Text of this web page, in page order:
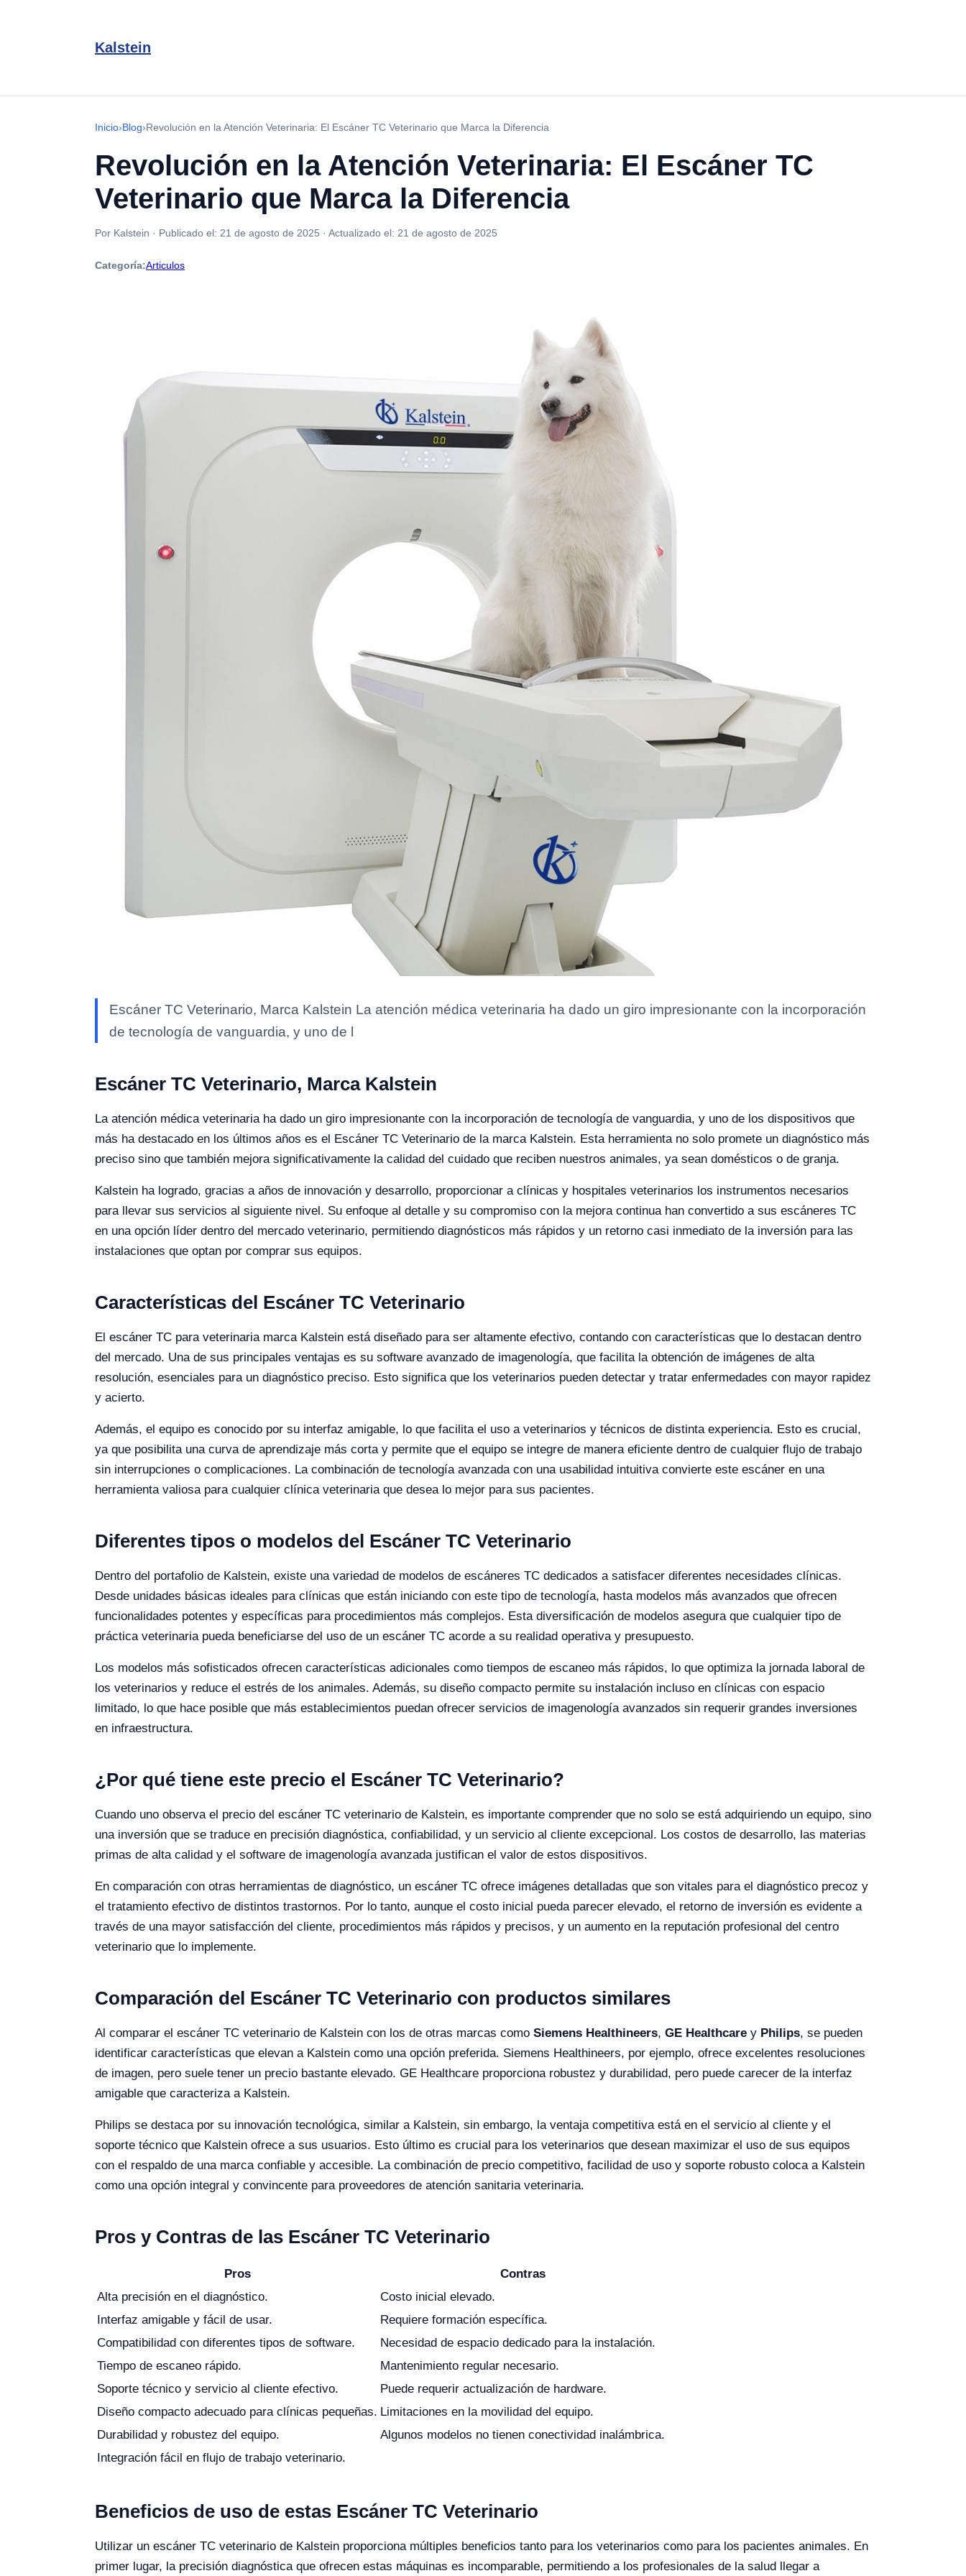
Kalstein
Inicio›Blog›Revolución en la Atención Veterinaria: El Escáner TC Veterinario que Marca la Diferencia
Revolución en la Atención Veterinaria: El Escáner TC
Veterinario que Marca la Diferencia
Por Kalstein · Publicado el: 21 de agosto de 2025 · Actualizado el: 21 de agosto de 2025
Categoría:Articulos
Escáner TC Veterinario, Marca Kalstein La atención médica veterinaria ha dado un giro impresionante con la incorporación
de tecnología de vanguardia, y uno de l
Escáner TC Veterinario, Marca Kalstein
La atención médica veterinaria ha dado un giro impresionante con la incorporación de tecnología de vanguardia, y uno de los dispositivos que
más ha destacado en los últimos años es el Escáner TC Veterinario de la marca Kalstein. Esta herramienta no solo promete un diagnóstico más
preciso sino que también mejora significativamente la calidad del cuidado que reciben nuestros animales, ya sean domésticos o de granja.
Kalstein ha logrado, gracias a años de innovación y desarrollo, proporcionar a clínicas y hospitales veterinarios los instrumentos necesarios
para llevar sus servicios al siguiente nivel. Su enfoque al detalle y su compromiso con la mejora continua han convertido a sus escáneres TC
en una opción líder dentro del mercado veterinario, permitiendo diagnósticos más rápidos y un retorno casi inmediato de la inversión para las
instalaciones que optan por comprar sus equipos.
Características del Escáner TC Veterinario
El escáner TC para veterinaria marca Kalstein está diseñado para ser altamente efectivo, contando con características que lo destacan dentro
del mercado. Una de sus principales ventajas es su software avanzado de imagenología, que facilita la obtención de imágenes de alta
resolución, esenciales para un diagnóstico preciso. Esto significa que los veterinarios pueden detectar y tratar enfermedades con mayor rapidez
y acierto.
Además, el equipo es conocido por su interfaz amigable, lo que facilita el uso a veterinarios y técnicos de distinta experiencia. Esto es crucial,
ya que posibilita una curva de aprendizaje más corta y permite que el equipo se integre de manera eficiente dentro de cualquier flujo de trabajo
sin interrupciones o complicaciones. La combinación de tecnología avanzada con una usabilidad intuitiva convierte este escáner en una
herramienta valiosa para cualquier clínica veterinaria que desea lo mejor para sus pacientes.
Diferentes tipos o modelos del Escáner TC Veterinario
Dentro del portafolio de Kalstein, existe una variedad de modelos de escáneres TC dedicados a satisfacer diferentes necesidades clínicas.
Desde unidades básicas ideales para clínicas que están iniciando con este tipo de tecnología, hasta modelos más avanzados que ofrecen
funcionalidades potentes y específicas para procedimientos más complejos. Esta diversificación de modelos asegura que cualquier tipo de
práctica veterinaria pueda beneficiarse del uso de un escáner TC acorde a su realidad operativa y presupuesto.
Los modelos más sofisticados ofrecen características adicionales como tiempos de escaneo más rápidos, lo que optimiza la jornada laboral de
los veterinarios y reduce el estrés de los animales. Además, su diseño compacto permite su instalación incluso en clínicas con espacio
limitado, lo que hace posible que más establecimientos puedan ofrecer servicios de imagenología avanzados sin requerir grandes inversiones
en infraestructura.
¿Por qué tiene este precio el Escáner TC Veterinario?
Cuando uno observa el precio del escáner TC veterinario de Kalstein, es importante comprender que no solo se está adquiriendo un equipo, sino
una inversión que se traduce en precisión diagnóstica, confiabilidad, y un servicio al cliente excepcional. Los costos de desarrollo, las materias
primas de alta calidad y el software de imagenología avanzada justifican el valor de estos dispositivos.
En comparación con otras herramientas de diagnóstico, un escáner TC ofrece imágenes detalladas que son vitales para el diagnóstico precoz y
el tratamiento efectivo de distintos trastornos. Por lo tanto, aunque el costo inicial pueda parecer elevado, el retorno de inversión es evidente a
través de una mayor satisfacción del cliente, procedimientos más rápidos y precisos, y un aumento en la reputación profesional del centro
veterinario que lo implemente.
Comparación del Escáner TC Veterinario con productos similares
Al comparar el escáner TC veterinario de Kalstein con los de otras marcas como Siemens Healthineers, GE Healthcare y Philips, se pueden
identificar características que elevan a Kalstein como una opción preferida. Siemens Healthineers, por ejemplo, ofrece excelentes resoluciones
de imagen, pero suele tener un precio bastante elevado. GE Healthcare proporciona robustez y durabilidad, pero puede carecer de la interfaz
amigable que caracteriza a Kalstein.
Philips se destaca por su innovación tecnológica, similar a Kalstein, sin embargo, la ventaja competitiva está en el servicio al cliente y el
soporte técnico que Kalstein ofrece a sus usuarios. Esto último es crucial para los veterinarios que desean maximizar el uso de sus equipos
con el respaldo de una marca confiable y accesible. La combinación de precio competitivo, facilidad de uso y soporte robusto coloca a Kalstein
como una opción integral y convincente para proveedores de atención sanitaria veterinaria.
Pros y Contras de las Escáner TC Veterinario
Pros
Contras
Alta precisión en el diagnóstico.
Costo inicial elevado.
Interfaz amigable y fácil de usar.
Requiere formación específica.
Compatibilidad con diferentes tipos de software.
Necesidad de espacio dedicado para la instalación.
Tiempo de escaneo rápido.
Mantenimiento regular necesario.
Soporte técnico y servicio al cliente efectivo.
Puede requerir actualización de hardware.
Diseño compacto adecuado para clínicas pequeñas. Limitaciones en la movilidad del equipo.
Durabilidad y robustez del equipo.
Algunos modelos no tienen conectividad inalámbrica.
Integración fácil en flujo de trabajo veterinario.
Beneficios de uso de estas Escáner TC Veterinario
Utilizar un escáner TC veterinario de Kalstein proporciona múltiples beneficios tanto para los veterinarios como para los pacientes animales. En
primer lugar, la precisión diagnóstica que ofrecen estas máquinas es incomparable, permitiendo a los profesionales de la salud llegar a